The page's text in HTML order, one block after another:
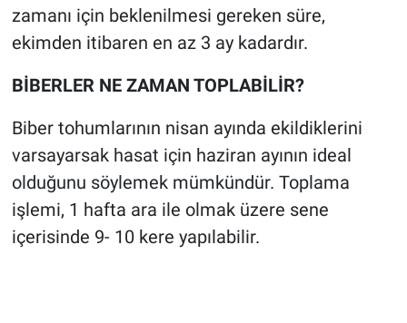
zamanı için beklenilmesi gereken süre,
ekimden itibaren en az 3 ay kadardır.
BİBERLER NE ZAMAN TOPLABİLİR?
Biber tohumlarının nisan ayında ekildiklerini
varsayarsak hasat için haziran ayının ideal
olduğunu söylemek mümkündür. Toplama
işlemi, 1 hafta ara ile olmak üzere sene
içerisinde 9- 10 kere yapılabilir.